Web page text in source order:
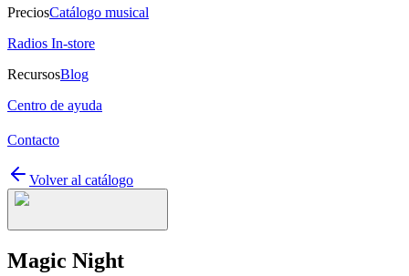
PreciosCatálogo musical
Radios In-store
RecursosBlog
Centro de ayuda
Contacto
Volver al catálogo
Magic Night